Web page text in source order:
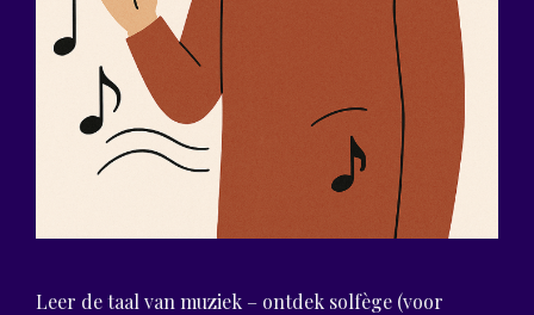
Leer de taal van muziek – ontdek solfège (voor